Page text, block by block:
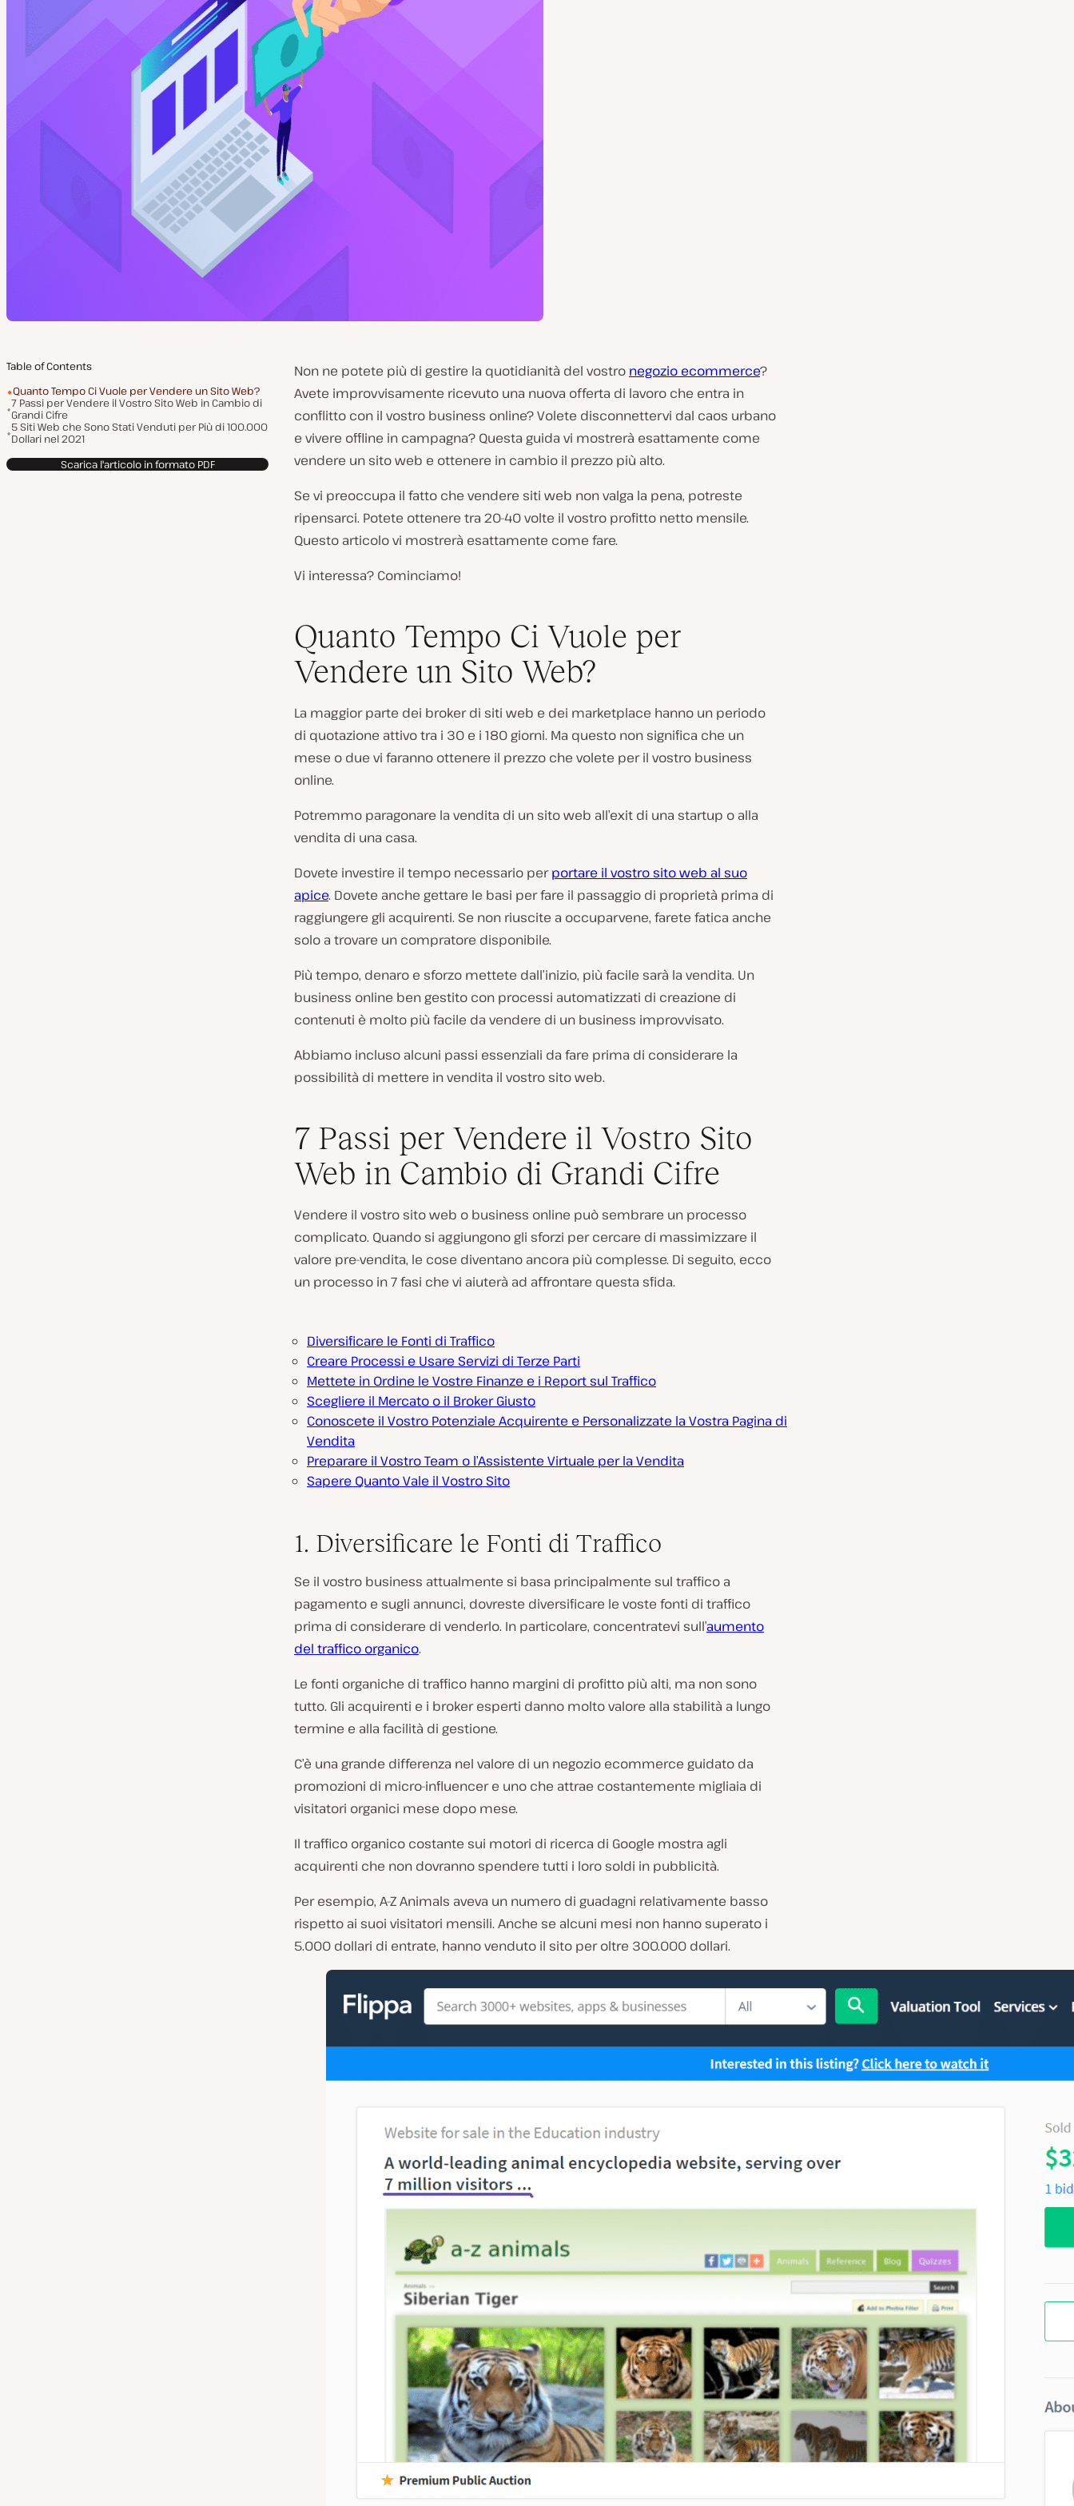
Table of Contents
Quanto Tempo Ci Vuole per Vendere un Sito Web?
7 Passi per Vendere il Vostro Sito Web in Cambio di
Grandi Cifre
5 Siti Web che Sono Stati Venduti per Più di 100.000
Dollari nel 2021
Scarica l'articolo in formato PDF
Non ne potete più di gestire la quotidianità del vostro negozio ecommerce?
Avete improvvisamente ricevuto una nuova offerta di lavoro che entra in
conflitto con il vostro business online? Volete disconnettervi dal caos urbano
e vivere offline in campagna? Questa guida vi mostrerà esattamente come
vendere un sito web e ottenere in cambio il prezzo più alto.
Se vi preoccupa il fatto che vendere siti web non valga la pena, potreste
ripensarci. Potete ottenere tra 20-40 volte il vostro profitto netto mensile.
Questo articolo vi mostrerà esattamente come fare.
Vi interessa? Cominciamo!
Quanto Tempo Ci Vuole per
Vendere un Sito Web?
La maggior parte dei broker di siti web e dei marketplace hanno un periodo
di quotazione attivo tra i 30 e i 180 giorni. Ma questo non significa che un
mese o due vi faranno ottenere il prezzo che volete per il vostro business
online.
Potremmo paragonare la vendita di un sito web all’exit di una startup o alla
vendita di una casa.
Dovete investire il tempo necessario perportare il vostro sito web al suo
apice. Dovete anche gettare le basi per fare il passaggio di proprietà prima di
raggiungere gli acquirenti. Se non riuscite a occuparvene, farete fatica anche
solo a trovare un compratore disponibile.
Più tempo, denaro e sforzo mettete dall’inizio, più facile sarà la vendita. Un
business online ben gestito con processi automatizzati di creazione di
contenuti è molto più facile da vendere di un business improvvisato.
Abbiamo incluso alcuni passi essenziali da fare prima di considerare la
possibilità di mettere in vendita il vostro sito web.
7 Passi per Vendere il Vostro Sito
Web in Cambio di Grandi Cifre
Vendere il vostro sito web o business online può sembrare un processo
complicato. Quando si aggiungono gli sforzi per cercare di massimizzare il
valore pre-vendita, le cose diventano ancora più complesse. Di seguito, ecco
un processo in 7 fasi che vi aiuterà ad affrontare questa sfida.
Diversificare le Fonti di Traffico
Creare Processi e Usare Servizi di Terze Parti
Mettete in Ordine le Vostre Finanze e i Report sul Traffico
Scegliere il Mercato o il Broker Giusto
Conoscete il Vostro Potenziale Acquirente e Personalizzate la Vostra Pagina di
Vendita
Preparare il Vostro Team o l’Assistente Virtuale per la Vendita
Sapere Quanto Vale il Vostro Sito
1. Diversificare le Fonti di Traffico
Se il vostro business attualmente si basa principalmente sul traffico a
pagamento e sugli annunci, dovreste diversificare le voste fonti di traffico
prima di considerare di venderlo. In particolare, concentratevi sull’aumento
del traffico organico.
Le fonti organiche di traffico hanno margini di profitto più alti, ma non sono
tutto. Gli acquirenti e i broker esperti danno molto valore alla stabilità a lungo
termine e alla facilità di gestione.
C’è una grande differenza nel valore di un negozio ecommerce guidato da
promozioni di micro-influencer e uno che attrae costantemente migliaia di
visitatori organici mese dopo mese.
Il traffico organico costante sui motori di ricerca di Google mostra agli
acquirenti che non dovranno spendere tutti i loro soldi in pubblicità.
Per esempio, A-Z Animals aveva un numero di guadagni relativamente basso
rispetto ai suoi visitatori mensili. Anche se alcuni mesi non hanno superato i
5.000 dollari di entrate, hanno venduto il sito per oltre 300.000 dollari.